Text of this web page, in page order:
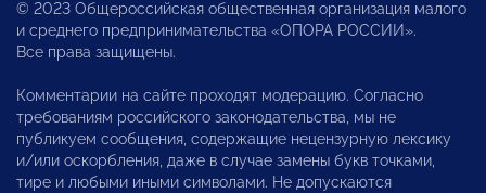
© 2023 Общероссийская общественная организация малого
и среднего предпринимательства «ОПОРА РОССИИ».
Все права защищены.
Комментарии на сайте проходят модерацию. Согласно
требованиям российского законодательства, мы не
публикуем сообщения, содержащие нецензурную лексику
и/или оскорбления, даже в случае замены букв точками,
тире и любыми иными символами. Не допускаются